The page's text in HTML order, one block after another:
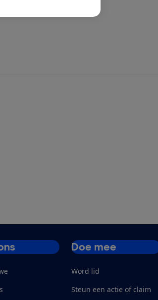
Doe mee
Word lid
Steun een actie of claim